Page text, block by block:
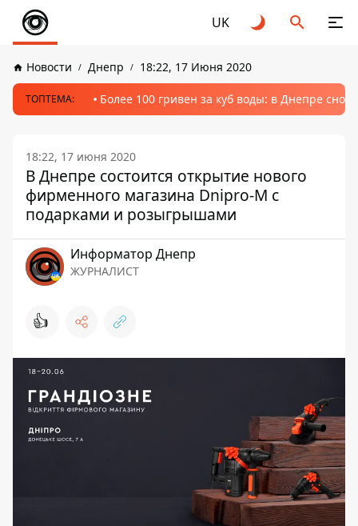
UK
Новости Днепр 18:22, 17 Июня 2020
ТОПТЕМА: Более 100 гривен за куб воды: в Днепре
18:22, 17 июня 2020
В Днепре состоится открытие нового
фирменного магазина Dnipro-M с
подарками и розыгрышами
Информатор Днепр
ЖУРНАЛИСТ
👍